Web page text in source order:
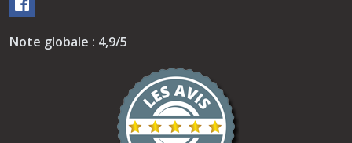
Note globale : 4,9/5